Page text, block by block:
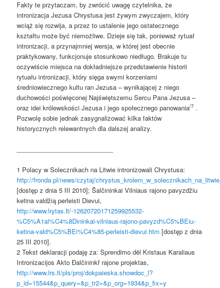
Fakty te przytaczam, by zwrócić uwagę czytelnika, że
intronizacja Jezusa Chrystusa jest żywym zwyczajem, który
wciąż się rozwija, a przez to ustalenie jego ostatecznego
kształtu może być niemożliwe. Dzieje się tak, ponieważ rytuał
intronizacji, a przynajmniej wersja, w której jest obecnie
praktykowany, funkcjonuje stosunkowo niedługo. Brakuje tu
oczywiście miejsca na dokładniejsze przedstawienie historii
rytuału intronizacji, który sięga swymi korzeniami
średniowiecznego kultu ran Jezusa – wynikającej z niego
duchowości poświęconej Najświętszemu Sercu Pana Jezusa –
oraz idei królewskości Jezusa i jego społecznego panowania/7 .
Pozwolę sobie jednak zasygnalizować kilka faktów
historycznych relewantnych dla dalszej analizy.
1 Polacy w Solecznikach na Litwie intronizowali Chrystusa:
http://fronda.pl/news/czytaj/
[dostęp z dnia 5 III 2010]; Šalčininkai Vilniaus rajono pavyzdžiu
ketina valdžią perleisti Dievui,
http://www.lrytas.lt/-12620720171259925532-
%C5%A1al%C4%8Dininkai-vilniaus-rajono-pavyzd%C5%BEiu-
ketina-vald%C5%BEi%C4%85-perleisti-dievui.htm [dostęp z dnia
25 III 2010].
2 Tekst deklaracji podaję za: Sprendimo dël Kristaus Karaliaus
Intronizacijos Akto Đalčininkř rajone projektas,
http://www.lrs.lt/pls/proj/dokpaieska.showdoc_l?
p_id=15544&p_query=&p_tr2=&p_org=1934&p_fix=y